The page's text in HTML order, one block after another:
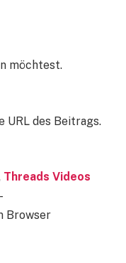
möchtest.
URL des Beitrags.
Threads Videos
Browser